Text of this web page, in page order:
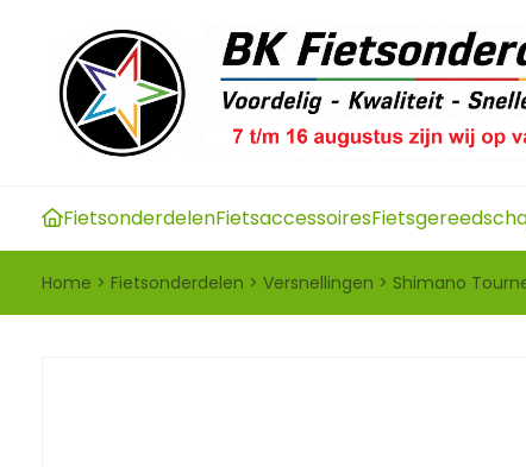
FietsonderdelenFietsaccessoires
Home > Fietsonderdelen > Versnellingen > Shimano